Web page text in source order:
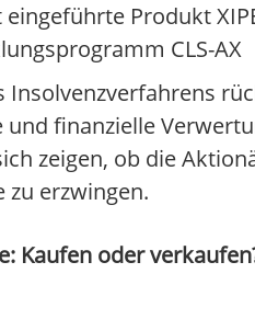
Produkt
CLS-AX
Insolvenzverfahrens
finanzielle
zeigen, ob die
erzwingen.
Kaufen oder